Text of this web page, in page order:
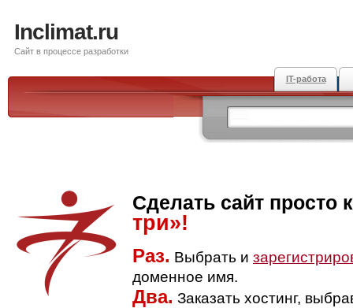
Inclimat.ru
Сайт в процессе разработки
IT-работа
Сделать сайт просто
три»!
Раз. Выбрать и
доменное имя.
Два. Заказать хостинг,